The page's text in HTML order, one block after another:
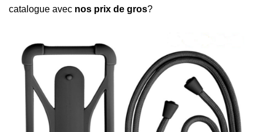
catalogue avec nos prix de gros?